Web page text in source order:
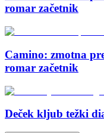
romar začetnik
Camino: zmotna
romar začetnik
Deček kljub težki